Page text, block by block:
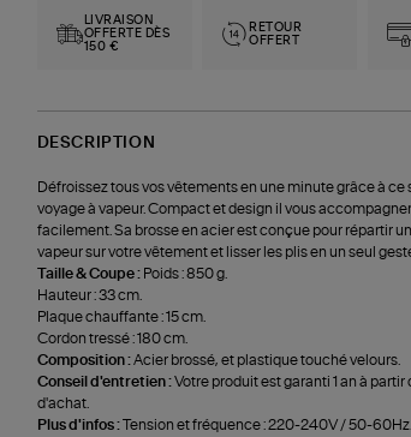
LIVRAISON
OFFERTE DÈS
150 €
RETOUR
OFFERT
DESCRIPTION
Défroissez tous vos vêtements en une minute grâce à ce
voyage à vapeur. Compact et design il vous
facilement. Sa brosse en acier est conçue pour répartir
vapeur sur votre vêtement et lisser les plis en un seul
Taille & Coupe : Poids : 850 g.
Hauteur : 33 cm.
Plaque chauffante : 15 cm.
Cordon tressé : 180 cm.
Composition :Acier brossé, et plastique touché velours.
Conseil d'entretien :Votre produit est garanti 1 an à partir
d'achat.
Plus d'infos :Tension et fréquence : 220-240V / 50-60Hz.